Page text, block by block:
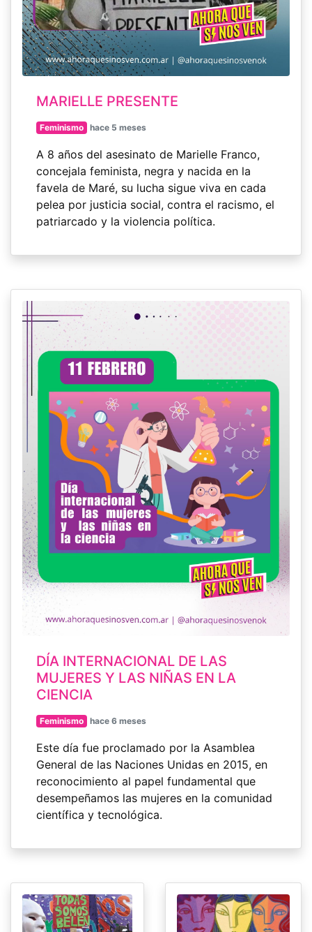
MARIELLE PRESENTE
Feminismo hace 5 meses
A 8 años del asesinato de Marielle Franco,
concejala feminista, negra y nacida en la
favela de Maré, su lucha sigue viva en cada
pelea por justicia social, contra el racismo, el
patriarcado y la violencia política.
DÍA INTERNACIONAL DE LAS
MUJERES Y LAS NIÑAS EN LA
CIENCIA
Feminismo hace 6 meses
Este día fue proclamado por la Asamblea
General de las Naciones Unidas en 2015, en
reconocimiento al papel fundamental que
desempeñamos las mujeres en la comunidad
científica y tecnológica.